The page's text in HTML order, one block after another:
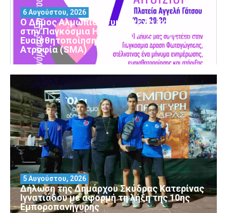
Ο Δήμος Αλμωπίας συμμετέχει και φέτος
στην Παγκόσμια Ημέρα Ενημέρωσης και
Ευαισθητοποίησης για τη Νωτιαία Μυϊκή
Ατροφία (SMA)
6 Αυγούστου, 2026
Δήλωση της Δημάρχου Σκύδρας Κατερίνας
Ιγνατιάδου με αφορμή τη λήξη της 10ης
Εμποροπανήγυρης
5 Αυγούστου, 2026